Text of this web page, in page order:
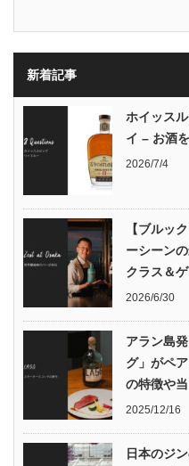
新着記事
ホイッス
イ – お酒
2026/7/4
【ブルッ
ーシーン
クラス＆
2026/6/30
アラン島
グ」がペ
の特徴や
2025/12/16
日本のジ